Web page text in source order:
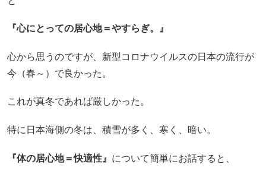
『心にとっての居心地＝やすらぎ。』
心から思うのですが、新型コロナウイルスの日本の流行が
今（春～）で良かった。
これが真冬であれば厳しかった。
特に日本海側の冬は、積雪が多く、寒く、暗い。
『体の居心地＝快適性』 について簡単にお話すると、